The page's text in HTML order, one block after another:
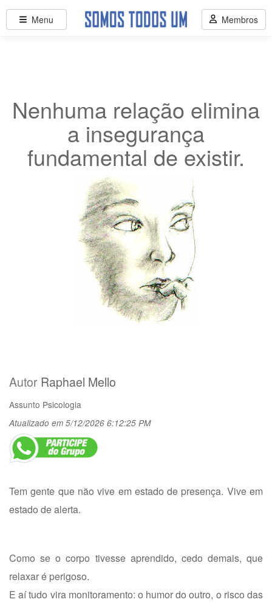
Nenhuma relação elimina
a insegurança
fundamental de existir.
Autor Raphael Mello
Assunto Psicologia
Atualizado em 5/12/2026 6:12:25 PM
Tem gente que não vive em estado de presença. Vive em
estado de alerta.
Como se o corpo tivesse aprendido, cedo demais, que
relaxar é perigoso.
E aí tudo vira monitoramento: o humor do outro, o risco das
Menu Membros